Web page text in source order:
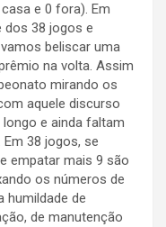
e 0 fora). Em
dos 38 jogos e
beliscar uma
na volta. Assim
mirando os
aquele discurso
e ainda faltam
38 jogos, se
empatar mais 9 são
os números de
humildade de
de manutenção